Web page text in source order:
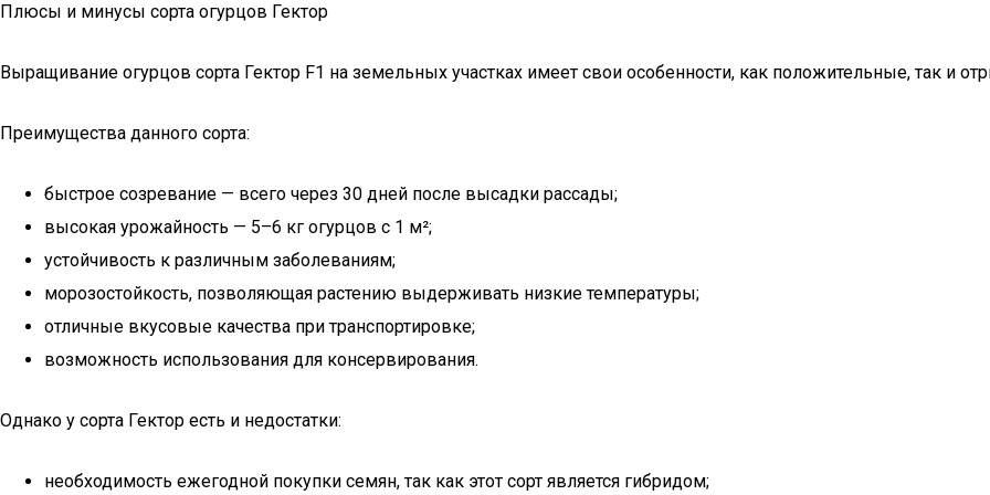
Плюсы и минусы сорта огурцов Гектор
Выращивание огурцов сорта Гектор F1 на земельных участках имеет свои особенности, как положительные, так и
Преимущества данного сорта:
быстрое созревание — всего через 30 дней после высадки рассады;
высокая урожайность — 5–6 кг огурцов с 1 м²;
устойчивость к различным заболеваниям;
морозостойкость, позволяющая растению выдерживать низкие температуры;
отличные вкусовые качества при транспортировке;
возможность использования для консервирования.
Однако у сорта Гектор есть и недостатки:
необходимость ежегодной покупки семян, так как этот сорт является гибридом;